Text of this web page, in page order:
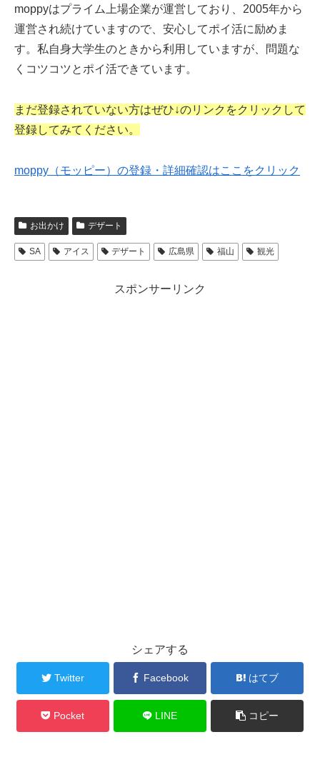
moppyはプライム上場企業が運営しており、2005年から
運営され続けていますので、安心してポイ活に励めま
す。私自身大学生のときから利用していますが、問題な
くコツコツとポイ活できています。
まだ登録されていない方はぜひ↓のリンクをクリックして
登録してみてください。
moppy（モッピー）の登録・詳細確認はここをクリック
お出かけ デザート
SA アイス デザート 広島県 福山 観光
スポンサーリンク
シェアする
Twitter Facebook はてブ
Pocket LINE コピー